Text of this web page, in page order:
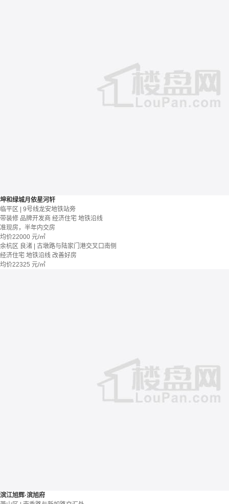
坤和绿城月依星河轩
临平区 | 9号线龙安地铁站旁
带装修 品牌开发商 经济住宅 地铁沿线
准现房，半年内交房
均价22000 元/㎡
余杭区 良渚 | 古墩路与陆家门港交叉口南侧
经济住宅 地铁沿线 改善好房
均价22325 元/㎡
滨江旭辉·滨旭府